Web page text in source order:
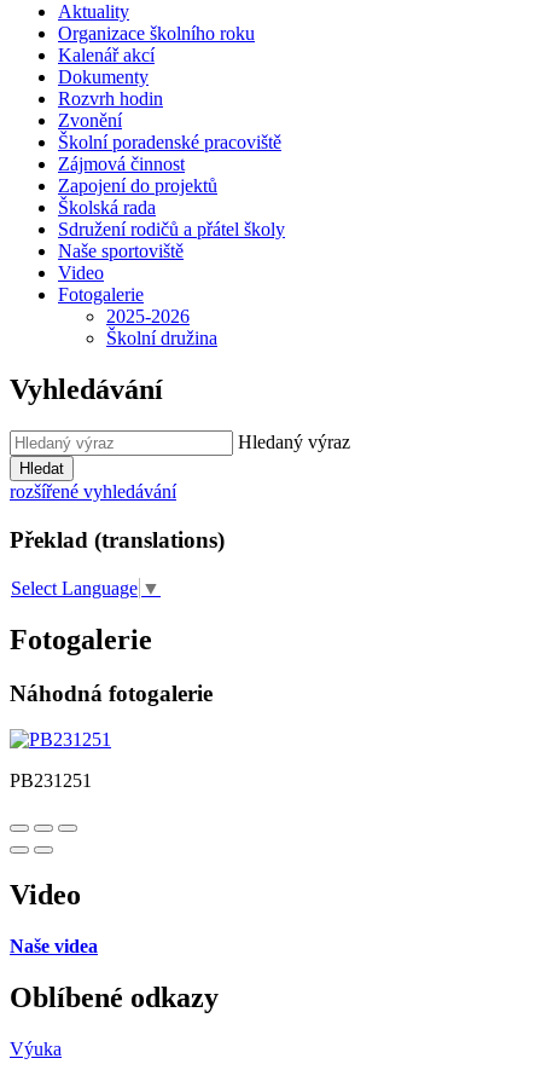
Aktuality
Organizace školního roku
Kalenář akcí
Dokumenty
Rozvrh hodin
Zvonění
Školní poradenské pracoviště
Zájmová činnost
Zapojení do projektů
Školská rada
Sdružení rodičů a přátel školy
Naše sportoviště
Video
Fotogalerie
2025-2026
Školní družina
Vyhledávání
Hledaný výraz
Hledat
rozšířené vyhledávání
Překlad (translations)
Select Language ▼
Fotogalerie
Náhodná fotogalerie
PB231251
Video
Naše videa
Oblíbené odkazy
Výuka